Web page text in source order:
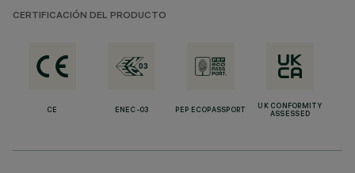
CERTIFICACIÓN DEL PRODUCTO
CE ENEC-03 PEP ECOPASSPORT
UK CONFORMITY
ASSESSED